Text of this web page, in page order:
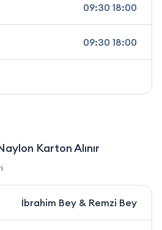
09:30 18:00
09:30 18:00
Karton Alınır
İbrahim Bey & Remzi Bey